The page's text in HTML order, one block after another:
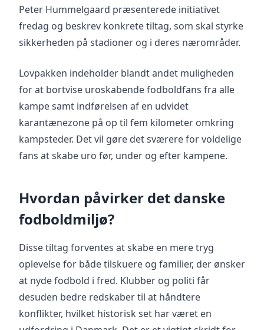
Peter Hummelgaard præsenterede initiativet
fredag og beskrev konkrete tiltag, som skal styrke
sikkerheden på stadioner og i deres nærområder.
Lovpakken indeholder blandt andet muligheden
for at bortvise uroskabende fodboldfans fra alle
kampe samt indførelsen af en udvidet
karantænezone på op til fem kilometer omkring
kampsteder. Det vil gøre det sværere for voldelige
fans at skabe uro før, under og efter kampene.
Hvordan påvirker det danske
fodboldmiljø?
Disse tiltag forventes at skabe en mere tryg
oplevelse for både tilskuere og familier, der ønsker
at nyde fodbold i fred. Klubber og politi får
desuden bedre redskaber til at håndtere
konflikter, hvilket historisk set har været en